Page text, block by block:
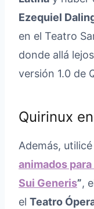
Ezequiel
en el Teatro
donde allá
versión 1.0 de
Quirinux
Además,
animados
Sui Generis”,
el Teatro